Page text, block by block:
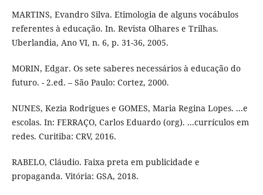
MARTINS, Evandro Silva. Etimologia de alguns vocábulos
referentes à educação. In. Revista Olhares e Trilhas.
Uberlandia, Ano VI, n. 6, p. 31-36, 2005.
MORIN, Edgar. Os sete saberes necessários à educação do
futuro. - 2.ed. – São Paulo: Cortez, 2000.
NUNES, Kezia Rodrigues e GOMES, Maria Regina Lopes. ...e
escolas. In: FERRAÇO, Carlos Eduardo (org). ...currículos em
redes. Curitiba: CRV, 2016.
RABELO, Cláudio. Faixa preta em publicidade e
propaganda. Vitória: GSA, 2018.